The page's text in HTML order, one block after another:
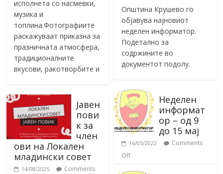
исполнета со насмевки,
музика и
топлина.Фотографиите
раскажуваат приказна за
празничната атмосфера,
традиционалните
вкусови, ракотворбите и
Јавен
пови
к за
член
ови на Локален
младински совет
14/08/2025
Comments
Општина Крушево го
објавува најновиот
неделен информатор.
Подетално за
содржините во
документот подолу.
Неделен
информат
ор – од 9
до 15 мај
16/05/2022
Comments
Off